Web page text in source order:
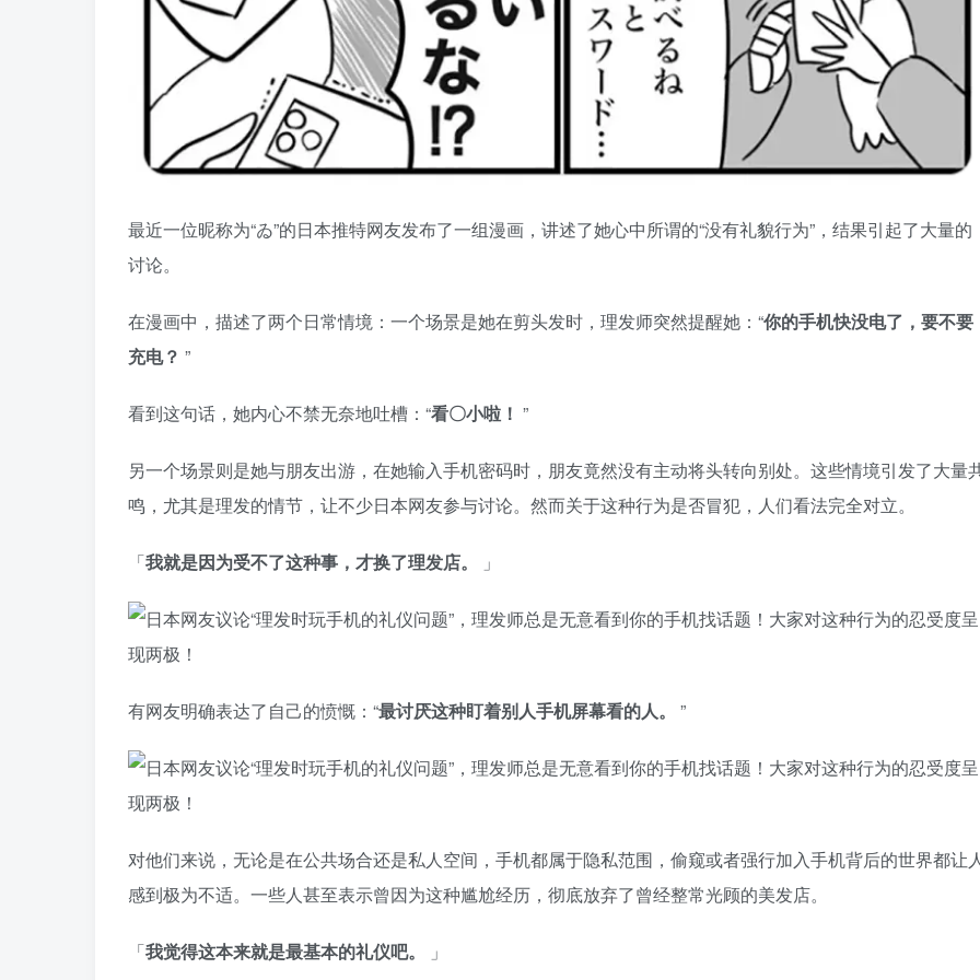
最近一位昵称为“ゐ”的日本推特网友发布了一组漫画，讲述了她心中所谓的“没有礼貌行为”，结果引起了大量的
讨论。
在漫画中，描述了两个日常情境：一个场景是她在剪头发时，理发师突然提醒她：“你的手机快没电了，要不要
充电？ ”
看到这句话，她内心不禁无奈地吐槽：“看〇小啦！ ”
另一个场景则是她与朋友出游，在她输入手机密码时，朋友竟然没有主动将头转向别处。这些情境引发了大量
鸣，尤其是理发的情节，让不少日本网友参与讨论。然而关于这种行为是否冒犯，人们看法完全对立。
「我就是因为受不了这种事，才换了理发店。 」
有网友明确表达了自己的愤慨：“最讨厌这种盯着别人手机屏幕看的人。 ”
对他们来说，无论是在公共场合还是私人空间，手机都属于隐私范围，偷窥或者强行加入手机背后的世界都让
感到极为不适。一些人甚至表示曾因为这种尴尬经历，彻底放弃了曾经整常光顾的美发店。
「我觉得这本来就是最基本的礼仪吧。 」